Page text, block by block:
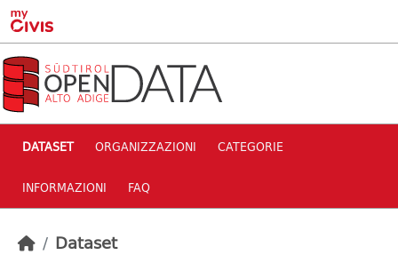
Skip to main content
DATASET ORGANIZZAZIONI CATEGORIE
INFORMAZIONI FAQ
Dataset